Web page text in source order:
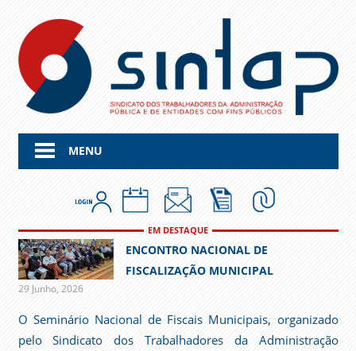
content
MENU
EM DESTAQUE
ENCONTRO NACIONAL DE
FISCALIZAÇÃO MUNICIPAL
29 Junho, 2026
O Seminário Nacional de Fiscais Municipais, organizado
pelo Sindicato dos Trabalhadores da Administração